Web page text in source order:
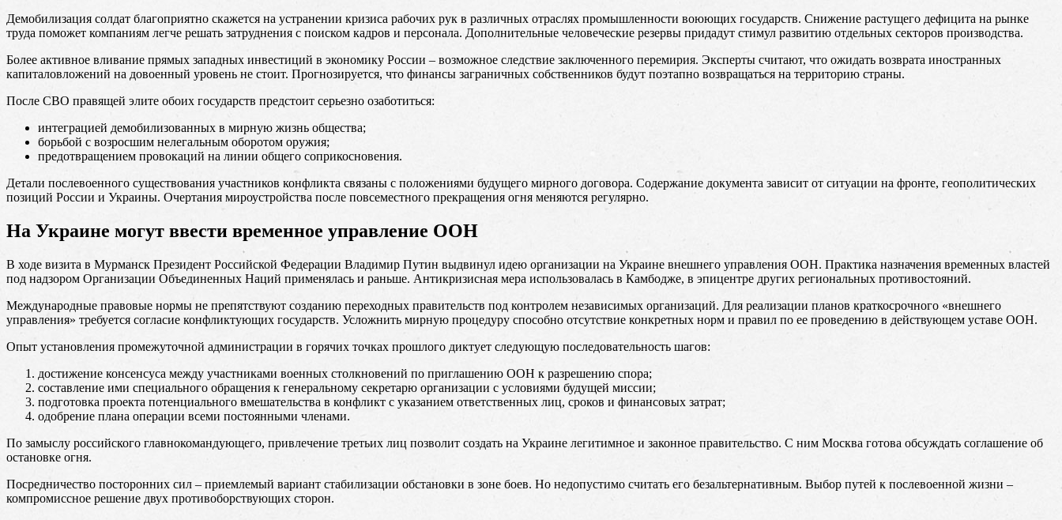
Демобилизация солдат благоприятно скажется на устранении кризиса рабочих рук в различных отраслях промышленности воюющих государств. Снижение растущего дефицита на рынке
труда поможет компаниям легче решать затруднения с поиском кадров и персонала. Дополнительные человеческие резервы придадут стимул развитию отдельных секторов производства.
Более активное вливание прямых западных инвестиций в экономику России – возможное следствие заключенного перемирия. Эксперты считают, что ожидать возврата иностранных
капиталовложений на довоенный уровень не стоит. Прогнозируется, что финансы заграничных собственников будут поэтапно возвращаться на территорию страны.
После СВО правящей элите обоих государств предстоит серьезно озаботиться:
интеграцией демобилизованных в мирную жизнь общества;
борьбой с возросшим нелегальным оборотом оружия;
предотвращением провокаций на линии общего соприкосновения.
Детали послевоенного существования участников конфликта связаны с положениями будущего мирного договора. Содержание документа зависит от ситуации на фронте, геополитических
позиций России и Украины. Очертания мироустройства после повсеместного прекращения огня меняются регулярно.
На Украине могут ввести временное управление ООН
В ходе визита в Мурманск Президент Российской Федерации Владимир Путин выдвинул идею организации на Украине внешнего управления ООН. Практика назначения временных властей
под надзором Организации Объединенных Наций применялась и раньше. Антикризисная мера использовалась в Камбодже, в эпицентре других региональных противостояний.
Международные правовые нормы не препятствуют созданию переходных правительств под контролем независимых организаций. Для реализации планов краткосрочного «внешнего
управления» требуется согласие конфликтующих государств. Усложнить мирную процедуру способно отсутствие конкретных норм и правил по ее проведению в действующем уставе ООН.
Опыт установления промежуточной администрации в горячих точках прошлого диктует следующую последовательность шагов:
достижение консенсуса между участниками военных столкновений по приглашению ООН к разрешению спора;
составление ими специального обращения к генеральному секретарю организации с условиями будущей миссии;
подготовка проекта потенциального вмешательства в конфликт с указанием ответственных лиц, сроков и финансовых затрат;
одобрение плана операции всеми постоянными членами.
По замыслу российского главнокомандующего, привлечение третьих лиц позволит создать на Украине легитимное и законное правительство. С ним Москва готова обсуждать соглашение об
остановке огня.
Посредничество посторонних сил – приемлемый вариант стабилизации обстановки в зоне боев. Но недопустимо считать его безальтернативным. Выбор путей к послевоенной жизни –
компромиссное решение двух противоборствующих сторон.